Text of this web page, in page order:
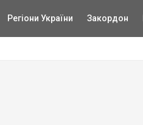
Регіони України Закордон